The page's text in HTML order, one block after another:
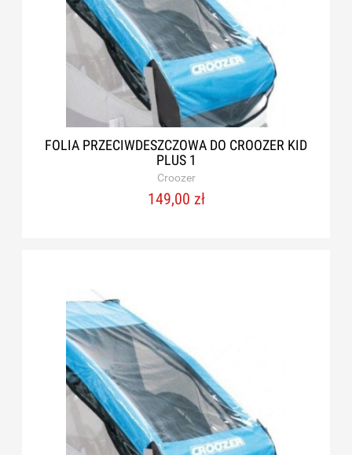
FOLIA PRZECIWDESZCZOWA DO CROOZER KID
PLUS 1
Croozer
149,00 zł